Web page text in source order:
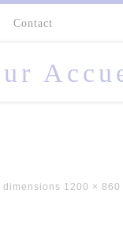
Contact
dimensions 1200 × 860